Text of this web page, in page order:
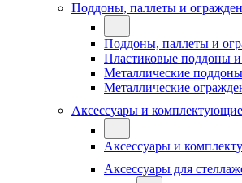
Поддоны, паллеты и
Поддоны, паллеты и
Пластиковые поддоны
Металлические
Металлические
Аксессуары и комплектующие
Аксессуары и
Аксессуары для